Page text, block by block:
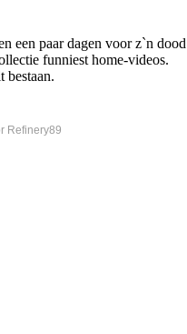
een paar dagen voor z`n dood
funniest home-videos.
bestaan.
Refinery89